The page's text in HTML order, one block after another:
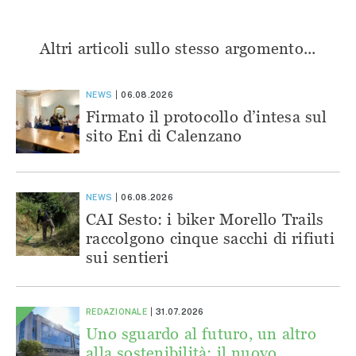
Altri articoli sullo stesso argomento...
NEWS 06.08.2026
Firmato il protocollo d’intesa sul
sito Eni di Calenzano
NEWS 06.08.2026
CAI Sesto: i biker Morello Trails
raccolgono cinque sacchi di rifiuti
sui sentieri
REDAZIONALE 31.07.2026
Uno sguardo al futuro, un altro
alla sostenibilità: il nuovo